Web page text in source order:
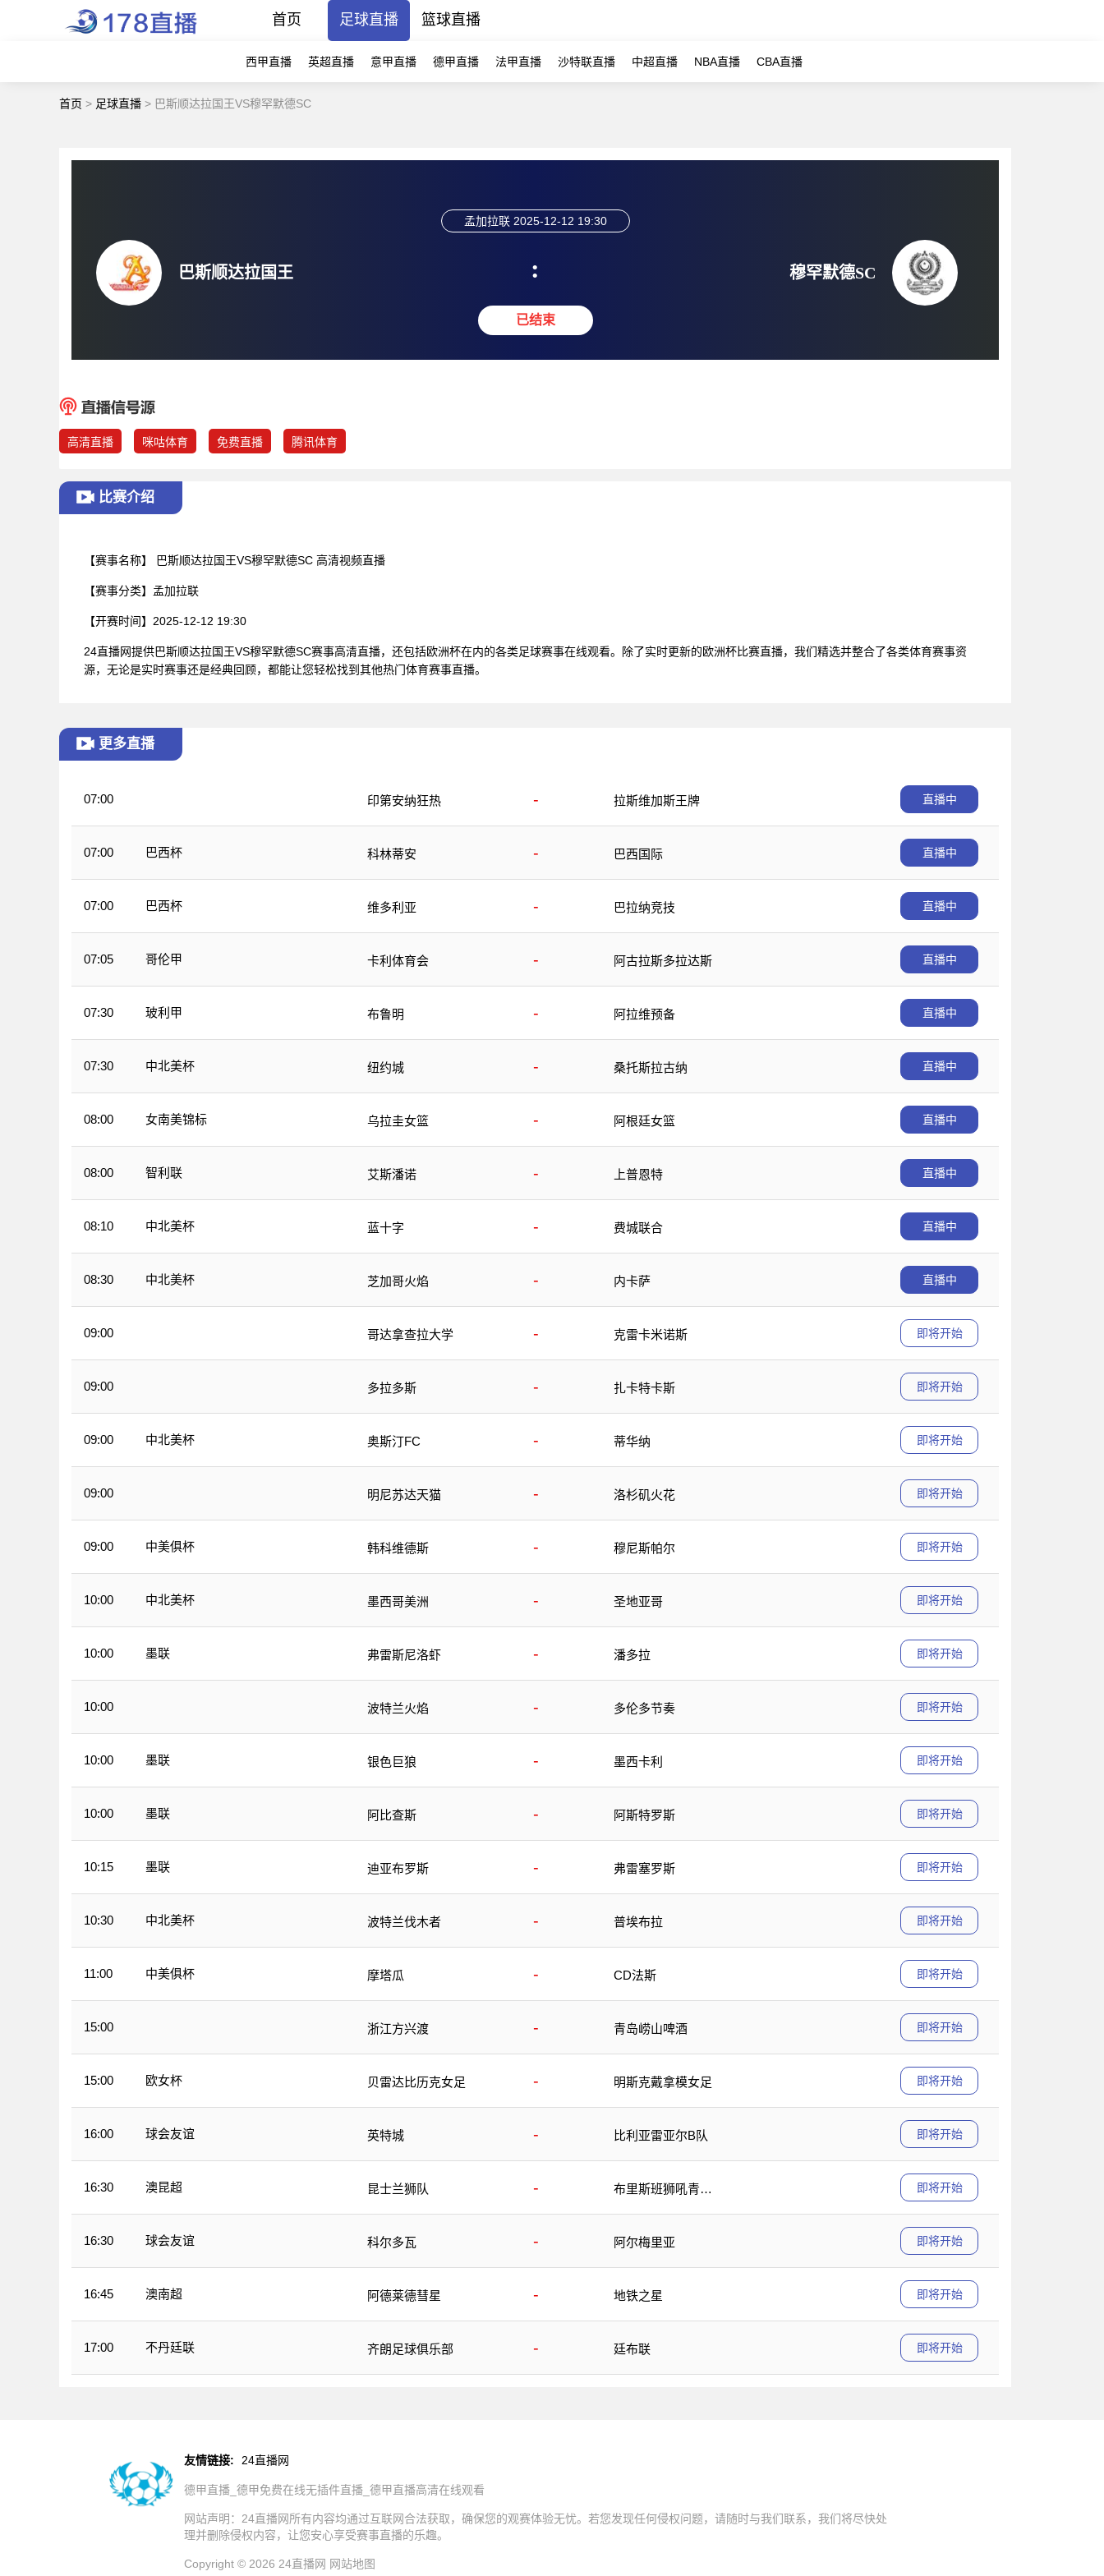
首页 足球直播 篮球直播
西甲直播 英超直播 意甲直播 德甲直播 法甲直播 沙特联直播 中超直播 NBA直播 CBA直播
首页 > 足球直播 > 巴斯顺达拉国王VS穆罕默德SC
巴斯顺达拉国王
孟加拉联 2025-12-12 19:30
:
已结束
穆罕默德SC
高清直播 咪咕体育 免费直播 腾讯体育
比赛介绍
【赛事名称】 巴斯顺达拉国王VS穆罕默德SC 高清视频直播
【赛事分类】 孟加拉联
【开赛时间】 2025-12-12 19:30
24直播网提供巴斯顺达拉国王VS穆罕默德SC赛事高清直播，还包括欧洲杯在内的各类足球赛事在线观看。除了实时更新的欧洲杯比赛直播，我们精选并整合了各类体育赛事资
源，无论是实时赛事还是经典回顾，都能让您轻松找到其他热门体育赛事直播。
更多直播
07:00
印第安纳狂热 - 拉斯维加斯王牌 直播中
07:00 巴西杯 科林蒂安 - 巴西国际 直播中
07:00 巴西杯 维多利亚 - 巴拉纳竞技 直播中
07:05 哥伦甲 卡利体育会 - 阿古拉斯多拉达斯 直播中
07:30 玻利甲 布鲁明 - 阿拉维预备 直播中
07:30 中北美杯 纽约城 - 桑托斯拉古纳 直播中
08:00 女南美锦标 乌拉圭女篮 - 阿根廷女篮 直播中
08:00 智利联 艾斯潘诺 - 上普恩特 直播中
08:10 中北美杯 蓝十字 - 费城联合 直播中
08:30 中北美杯 芝加哥火焰 - 内卡萨 直播中
09:00
哥达拿查拉大学 - 克雷卡米诺斯 即将开始
09:00
多拉多斯 - 扎卡特卡斯 即将开始
09:00 中北美杯 奥斯汀FC - 蒂华纳 即将开始
09:00
明尼苏达天猫 - 洛杉矶火花 即将开始
09:00 中美俱杯 韩科维德斯 - 穆尼斯帕尔 即将开始
10:00 中北美杯 墨西哥美洲 - 圣地亚哥 即将开始
10:00 墨联 弗雷斯尼洛虾 - 潘多拉 即将开始
10:00
波特兰火焰 - 多伦多节奏 即将开始
10:00 墨联 银色巨狼 - 墨西卡利 即将开始
10:00 墨联 阿比查斯 - 阿斯特罗斯 即将开始
10:15 墨联 迪亚布罗斯 - 弗雷塞罗斯 即将开始
10:30 中北美杯 波特兰伐木者 - 普埃布拉 即将开始
11:00 中美俱杯 摩塔瓜 - CD法斯 即将开始
15:00
浙江方兴渡 - 青岛崂山啤酒 即将开始
15:00 欧女杯 贝雷达比历克女足 - 明斯克戴拿模女足 即将开始
16:00 球会友谊 英特城 - 比利亚雷亚尔B队 即将开始
16:30 澳昆超 昆士兰狮队 -
布里斯班狮吼青年
即将开始
16:30 球会友谊 科尔多瓦 - 阿尔梅里亚 即将开始
16:45 澳南超 阿德莱德彗星 - 地铁之星 即将开始
17:00 不丹廷联 齐朗足球俱乐部 - 廷布联 即将开始
友情链接: 24直播网
德甲直播_德甲免费在线无插件直播_德甲直播高清在线观看
网站声明：24直播网所有内容均通过互联网合法获取，确保您的观赛体验无忧。若您发现任何侵权问题，请随时与我们联系，我们将尽快处
理并删除侵权内容，让您安心享受赛事直播的乐趣。
Copyright © 2026 24直播网 网站地图